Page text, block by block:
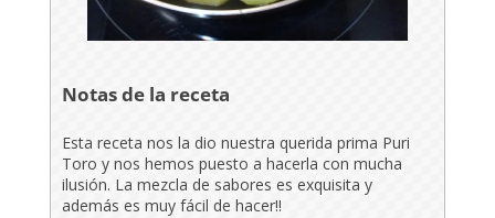
Notas de la receta
Esta receta nos la dio nuestra querida prima Puri
Toro y nos hemos puesto a hacerla con mucha
ilusión. La mezcla de sabores es exquisita y
además es muy fácil de hacer!!